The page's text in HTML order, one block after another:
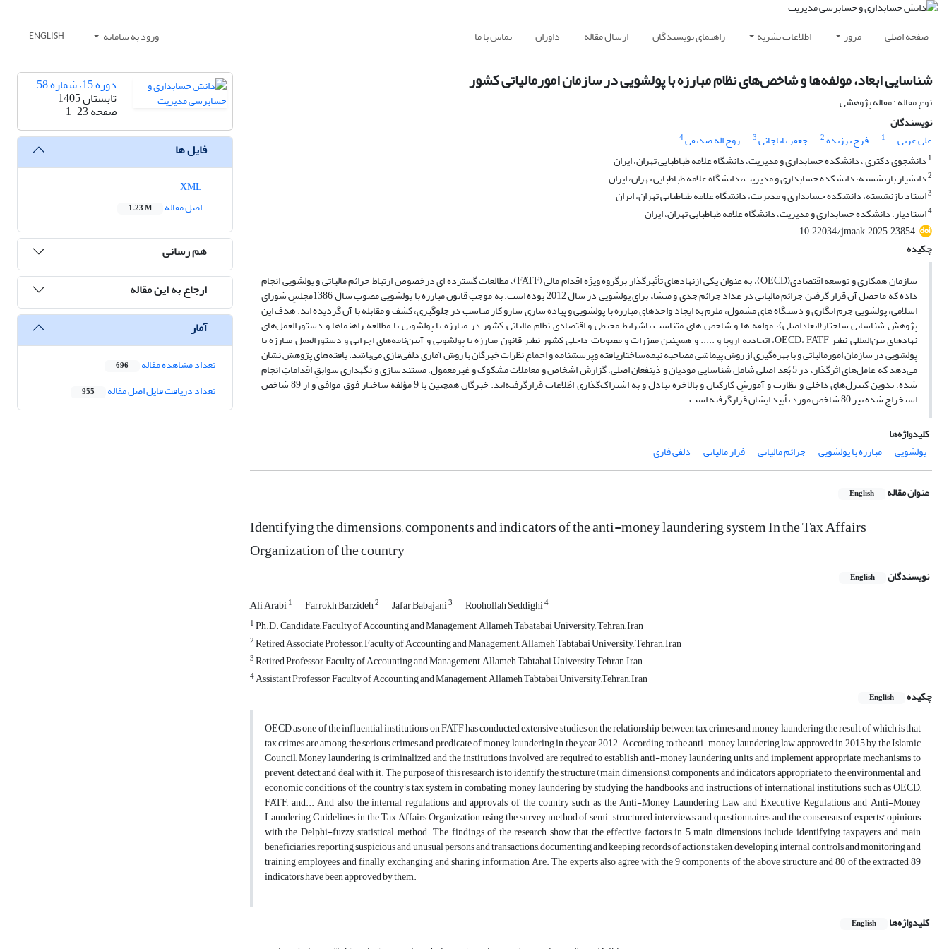
صفحه اصلی مرور اطلاعات نشریه راهنمای نویسندگان ارسال مقاله داوران تماس با ما ورود به سامانه ENGLISH
شناسایی ابعاد، مولفه‌ها و شاخص‌های نظام مبارزه با پولشویی در سازمان امورمالیاتی کشور
نوع مقاله : مقاله پژوهشی
نویسندگان
علی عربی
1 فرخ برزیده2 جعفر باباجانی3 روح اله صدیقی4
1 دانشجوی دکتری ، دانشکده حسابداری و مدیریت، دانشگاه علامه طباطبایی تهران، ایران
2دانشیار بازنشسته، دانشکده حسابداری و مدیریت، دانشگاه علامه طباطبایی تهران، ایران
3استاد بازنشسته، دانشکده حسابداری و مدیریت، دانشگاه علامه طباطبایی تهران، ایران
4استادیار، دانشکده حسابداری و مدیریت، دانشگاه علامه طباطبایی تهران، ایران
10.22034/jmaak.2025.23854
چکیده
سازمان همکاری و توسعه اقتصادی(OECD)، به عنوان یکی ازنهادهای تأثیرگذار برگروه ویژه اقدام مالی (FATF)، مطالعات گسترده ای درخصوص ارتباط جرائم مالیاتی و پولشویی انجام
داده که ماحصل آن قرار گرفتن جرائم مالیاتی در عداد جرائم جدی و منشاء برای پولشویی در سال 2012 بوده است. به موجب قانون مبارزه با پولشویی مصوب سال 1386مجلسِ شورای
اسلامی، پولشویی جرم انگاری و دستگاه های مشمول، ملزم به ایجاد واحدهای مبارزه با پولشویی و پیاده سازی سازو کار مناسب در جلوگیری، کشف و مقابله با آن گردیده اند. هدف این
پژوهش شناسایی ساختار(ابعاداصلی)، مولفه ها و شاخص های متناسب باشرایط محیطی و اقتصادی نظام مالیاتی کشور در مبارزه با پولشویی با مطالعه راهنماها و دستورالعمل‌های
نهادهای بین‌المللی نظیر OECD، FATF، اتحادیه اروپا و ..... و همچنین مقرّرات و مصوبات داخلی کشور نظیر قانون مبارزه با پولشویی و آیین‌نامه‌های اجرایی و دستورالعمل مبارزه با
پولشویی در سازمان امورمالیاتی و با بهره‌گیری از روش پیماشی مصاحبه نیمه‌ساختاریافته وپرسشنامه و اجماع نظرات خبرگان با روش آماری دلفی‌فازی می‌باشد. یافته‌های پژوهش نشان
می‌دهد که عامل‌های اثرگذار، در 5 بُعد اصلی شامل شناسایی مودیان و ذینفعان اصلی، گزارش اشخاص و معاملات مشکوک و غیرمعمول، مستندسازی و نگهداری سوابقِ اقداماتِ انجام
شده، تدوین کنترل‌های داخلی و نظارت و آموزشِ کارکنان و بالاخره تبادل و به اشتراک‌گذاری اطّلاعات قرارگرفته‌اند. خبرگان همچنین با 9 مؤلفه ساختار فوق موافق و از 89 شاخص
استخراج شده نیز 80 شاخص مورد تأیید ایشان قرارگرفته است.
کلیدواژه‌ها
پولشویی
مبارزه با پولشویی جرائم مالیاتی فرار مالیاتی دلفی فازی
عنوان مقاله English
Identifying the dimensions, components and indicators of the anti-money laundering system In the Tax Affairs
Organization of the country
نویسندگان English
َAli Arabi1 Farrokh Barzideh2 Jafar Babajani3 Roohollah Seddighi4
1Ph.D. Candidate, Faculty of Accounting and Management, Allameh Tabatabai University, Tehran, Iran
2Retired Associate Professor, Faculty of Accounting and Management, Allameh Tabtabai University, Tehran, Iran
3Retired Professor, Faculty of Accounting and Management, Allameh Tabtabai University, Tehran, Iran
4Assistant Professor, Faculty of Accounting and Management, Allameh Tabtabai University,Tehran, Iran
چکیده
English
OECD as one of the influential institutions on FATF has conducted extensive studies on the relationship between tax crimes and money laundering, the result of which is that
tax crimes are among the serious crimes and predicate of money laundering in the year 2012. According to the anti-money laundering law approved in 2015 by the Islamic
Council, Money laundering is criminalized and the institutions involved are required to establish anti-money laundering units and implement appropriate mechanisms to
prevent, detect and deal with it. The purpose of this research is to identify the structure (main dimensions), components and indicators appropriate to the environmental and
economic conditions of the country's tax system in combating money laundering by studying the handbooks and instructions of international institutions such as OECD,
FATF, and... And also the internal regulations and approvals of the country such as the Anti-Money Laundering Law and Executive Regulations and Anti-Money
Laundering Guidelines in the Tax Affairs Organization using the survey method of semi-structured interviews and questionnaires and the consensus of experts' opinions
with the Delphi-fuzzy statistical method. The findings of the research show that the effective factors in 5 main dimensions include identifying taxpayers and main
beneficiaries, reporting suspicious and unusual persons and transactions, documenting and keeping records of actions taken, developing internal controls and monitoring and
training employees, and finally exchanging and sharing information Are. The experts also agree with the 9 components of the above structure and 80 of the extracted 89
indicators have been approved by them.
کلیدواژه‌ها English
دوره 15، شماره 58
تابستان 1405
صفحه1-23
فایل ها
اصل مقاله
1.23 M
هم رسانی
ارجاع به این مقاله
آمار
تعداد مشاهده مقاله 696
تعداد دریافت فایل اصل مقاله 955